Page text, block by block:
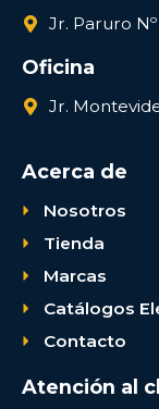
Jr. Paruro Nº
Oficina
Jr.
Acerca de
Nosotros
Tienda
Marcas
Catálogos
Contacto
Atención al